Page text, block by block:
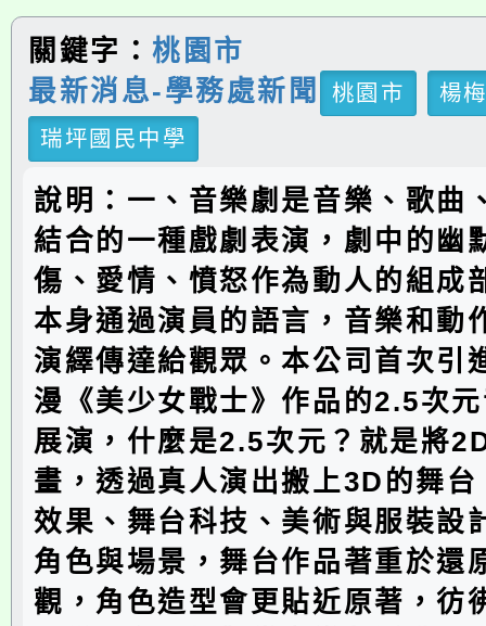
關鍵字：桃園市
最新消息-學務處新聞
桃園市
楊
瑞坪國民中學
說明：一、音樂劇是音樂、歌曲
結合的一種戲劇表演，劇中的幽
傷、愛情、憤怒作為動人的組成
本身通過演員的語言，音樂和動
演繹傳達給觀眾。本公司首次引
漫《美少女戰士》作品的2.5次
展演，什麼是2.5次元？就是將
畫，透過真人演出搬上3D的舞
效果、舞台科技、美術與服裝設
角色與場景，舞台作品著重於還
觀，角色造型會更貼近原著，彷